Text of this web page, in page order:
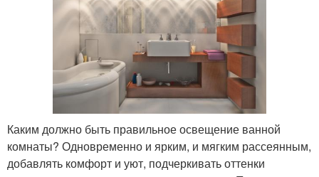
Каким должно быть правильное освещение ванной
комнаты? Одновременно и ярким, и мягким рассеянным,
добавлять комфорт и уют, подчеркивать оттенки